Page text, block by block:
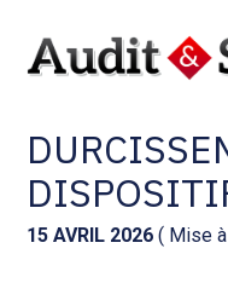
Aller
Comptabilité et
Social et ressources
Assistance juridique
Gestion des
Tenue de votre
ACD
Facturation et
15 AVRIL 2026 ( Mise